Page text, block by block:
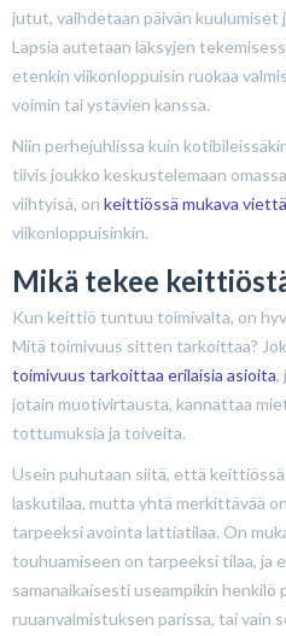
jutut, vaihdetaan päivän kuulumiset
Lapsia autetaan läksyjen
etenkin viikonloppuisin ruokaa
voimin tai ystävien kanssa.
Niin perhejuhlissa kuin
tiivis joukko keskustelemaan
viihtyisä, on keittiössä mukava
viikonloppuisinkin.
Mikä tekee
Kun keittiö tuntuu toimivalta, on
Mitä toimivuus sitten tarkoittaa?
toimivuus tarkoittaa erilaisia asioita,
jotain muotivirtausta, kannattaa
tottumuksia ja toiveita.
Usein puhutaan siitä, että
laskutilaa, mutta yhtä merkittävää
tarpeeksi avointa lattiatilaa. On
touhuamiseen on tarpeeksi tilaa, ja
samanaikaisesti useampikin henkilö
ruuanvalmistuksen parissa, tai vain